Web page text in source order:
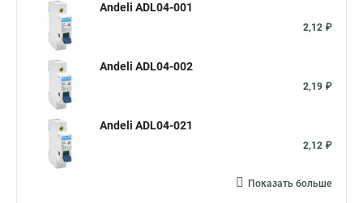
Andeli ADL04-001
2,12 ₽
Andeli ADL04-002
2,19 ₽
Andeli ADL04-021
2,12 ₽
Показать больше